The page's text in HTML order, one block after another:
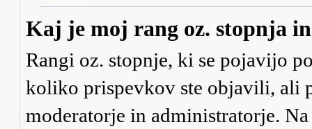
Kaj je moj rang oz. stopnja
Rangi oz. stopnje, ki se pojavijo
koliko prispevkov ste objavili, ali
moderatorje in administratorje.